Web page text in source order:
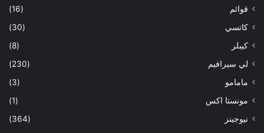
قوائم
(16)
كاتسي
(30)
كيبلر
(8)
لي سيرافيم
(230)
مامامو
(3)
مونستا اكس
(1)
نيوجينز
(364)